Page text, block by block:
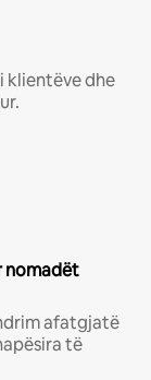
klientëve dhe
nomadët
afatgjatë
të